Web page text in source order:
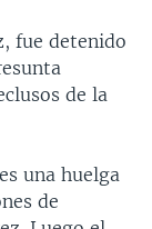
fue detenido
de la
una huelga
de